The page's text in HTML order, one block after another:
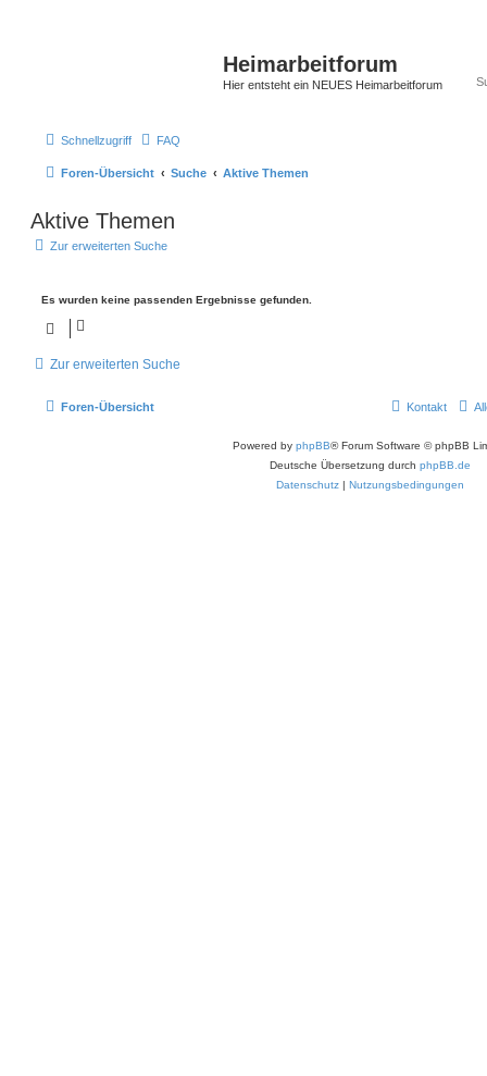
Heimarbeitforum
Hier entsteht ein NEUES Heimarbeitforum
Schnellzugriff FAQ
Foren-Übersicht Suche Aktive Themen
Aktive Themen
Zur erweiterten Suche
Es wurden keine passenden Ergebnisse gefunden.
Zur erweiterten Suche
Foren-Übersicht Kontakt
Powered by phpBB® Forum Software © phpBB
Deutsche Übersetzung durch phpBB.de
Datenschutz | Nutzungsbedingungen